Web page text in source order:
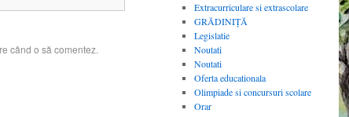
când o să comentez.
Extracurriculare si extrascolare
GRĂDINIȚĂ
Legislatie
Noutati
Noutati
Oferta educationala
Olimpiade si concursuri scolare
Orar